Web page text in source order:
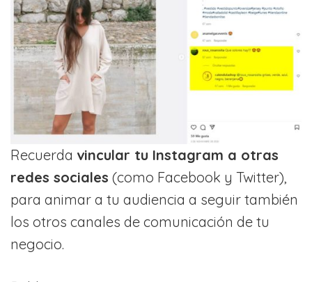
Recuerda vincular tu Instagram a otras
redes sociales (como Facebook y Twitter),
para animar a tu audiencia a seguir también
los otros canales de comunicación de tu
negocio.